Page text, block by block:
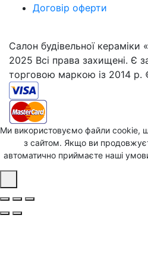
Договір оферти
Салон будівельної
2025 Всі права захищені. Є
торговою маркою із 2014 р.
Ми використовуємо файли cookie,
з сайтом. Якщо ви
автоматично приймаєте наші